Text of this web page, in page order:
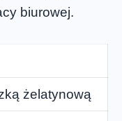
biurowej.
żelatynową